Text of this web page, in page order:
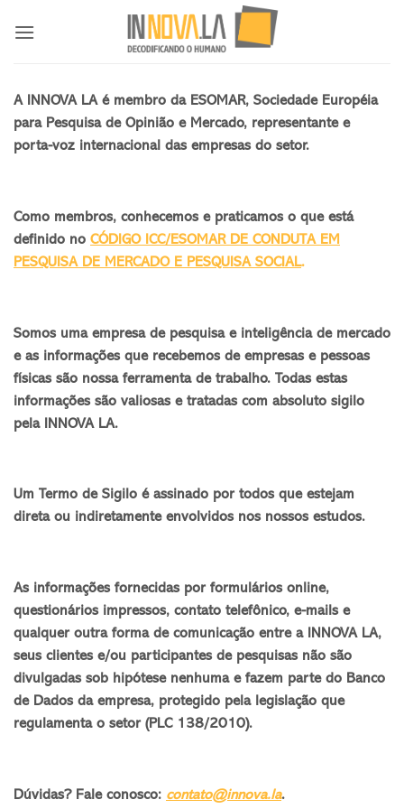
A INNOVA LA é membro da ESOMAR, Sociedade Européia
para Pesquisa de Opinião e Mercado, representante e
porta-voz internacional das empresas do setor.
Como membros, conhecemos e praticamos o que está
definido no CÓDIGO ICC/ESOMAR DE CONDUTA EM
PESQUISA DE MERCADO E PESQUISA SOCIAL.
Somos uma empresa de pesquisa e inteligência de mercado
e as informações que recebemos de empresas e pessoas
físicas são nossa ferramenta de trabalho. Todas estas
informações são valiosas e tratadas com absoluto sigilo
pela INNOVA LA.
Um Termo de Sigilo é assinado por todos que estejam
direta ou indiretamente envolvidos nos nossos estudos.
As informações fornecidas por formulários online,
questionários impressos, contato telefônico, e-mails e
qualquer outra forma de comunicação entre a INNOVA LA,
seus clientes e/ou participantes de pesquisas não são
divulgadas sob hipótese nenhuma e fazem parte do Banco
de Dados da empresa, protegido pela legislação que
regulamenta o setor (PLC 138/2010).
Dúvidas? Fale conosco: contato@innova.la.